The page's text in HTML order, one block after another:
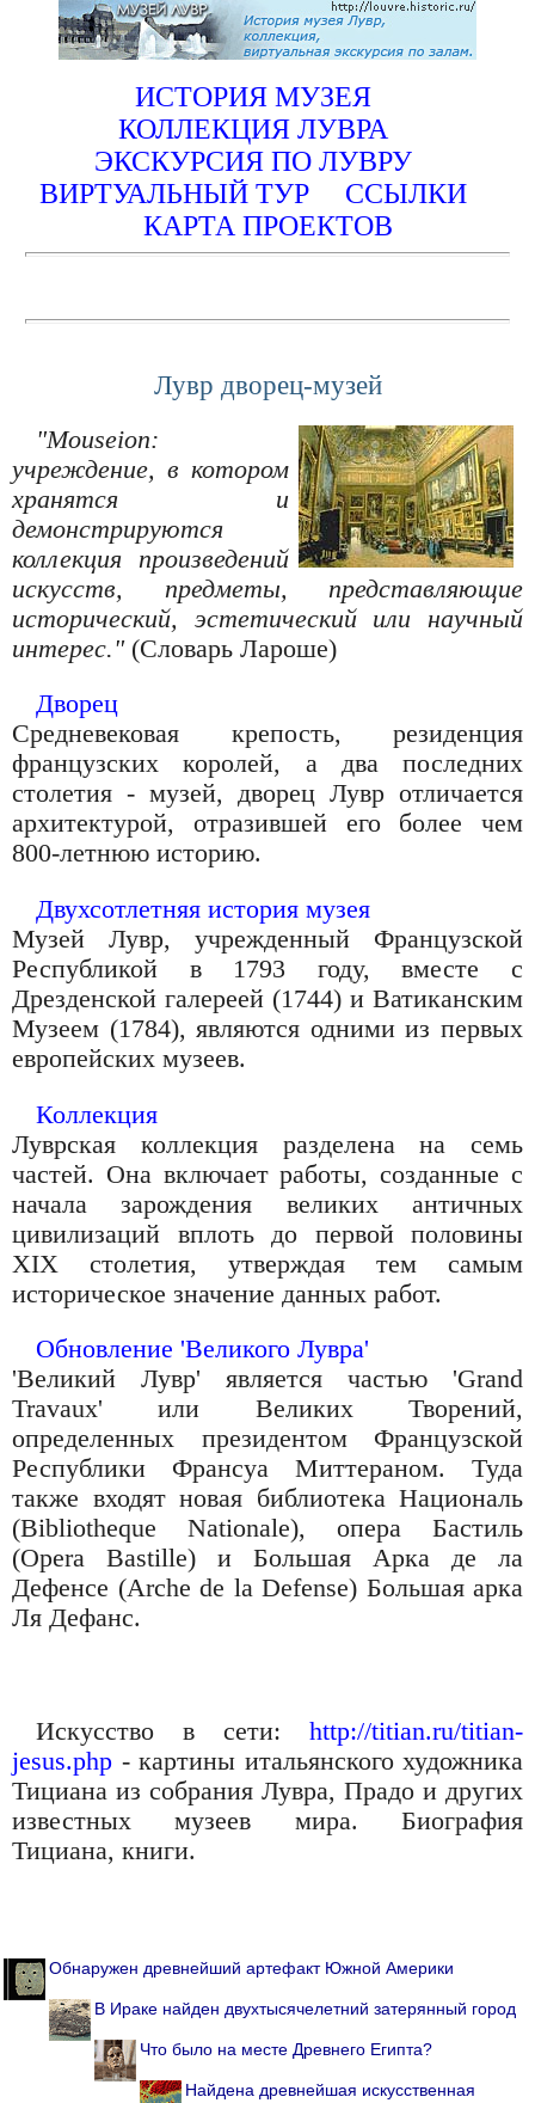
ИСТОРИЯ МУЗЕЯ
КОЛЛЕКЦИЯ ЛУВРА
ЭКСКУРСИЯ ПО ЛУВРУ
ВИРТУАЛЬНЫЙ ТУР
ССЫЛКИ
КАРТА ПРОЕКТОВ
Лувр дворец-музей
"Mouseion:
учреждение, в котором
хранятся и
демонстрируются
коллекция произведений
искусств, предметы, представляющие
исторический, эстетический или научный
интерес."(Словарь Лароше)
Дворец
Средневековая крепость, резиденция
французских королей, а два последних
столетия - музей, дворец Лувр отличается
архитектурой, отразившей его более чем
800-летнюю историю.
Двухсотлетняя история музея
Музей Лувр, учрежденный Французской
Республикой в 1793 году, вместе с
Дрезденской галереей (1744) и Ватиканским
Музеем (1784), являются одними из первых
европейских музеев.
Коллекция
Луврская коллекция разделена на семь
частей. Она включает работы, созданные с
начала зарождения великих античных
цивилизаций вплоть до первой половины
XIX столетия, утверждая тем самым
историческое значение данных работ.
Обновление 'Великого Лувра'
'Великий Лувр' является частью 'Grand
Travaux' или Великих Творений,
определенных президентом Французской
Республики Франсуа Миттераном. Туда
также входят новая библиотека Националь
(Bibliotheque Nationale), опера Бастиль
(Opera Bastille) и Большая Арка де ла
Дефенсе (Arche de la Defense) Большая арка
Ля Дефанс.
Искусство в сети: http://titian.ru/titian-
jesus.php - картины итальянского художника
Тициана из собрания Лувра, Прадо и других
известных музеев мира. Биография
Тициана, книги.
Обнаружен древнейший артефакт Южной Америки
В Ираке найден двухтысячелетний затерянный город
Что было на месте Древнего Египта?
Найдена древнейшая искусственная